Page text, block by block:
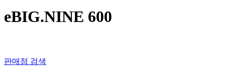
eBIG.NINE 600
판매점 검색